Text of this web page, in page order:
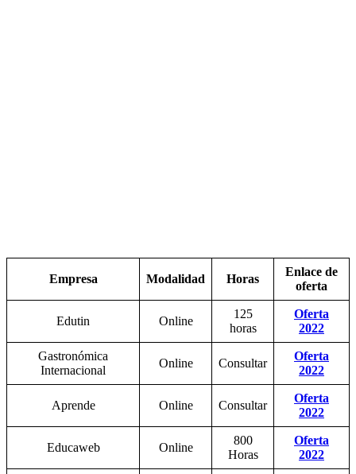
Empresa Modalidad Horas
Enlace de
oferta
Edutin Online
125
horas
Oferta
2022
Gastronómica
Internacional
Online Consultar
Oferta
2022
Aprende Online Consultar
Oferta
2022
Educaweb Online
800
Horas
Oferta
2022